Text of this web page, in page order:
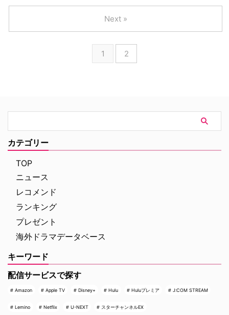
ードを舞台にしたミステリードラ
ードの日本初放送日が決定した。
本国イギリスでの人気はあのシャ
メするドラマ10選をご紹介しよ
う。そろそろ年末年始ということ
で、その期間に何を見ればいいの
か分からない人もぜひ参考にして
1 2
Next »
カテゴリー
TOP
ニュース
レコメンド
ランキング
プレゼント
海外ドラマデータベース
キーワード
配信サービスで探す
Amazon Apple TV Disney+ Hulu Huluプレミア J:COM STREAM
Lemino Netflix U-NEXT スターチャンネルEX